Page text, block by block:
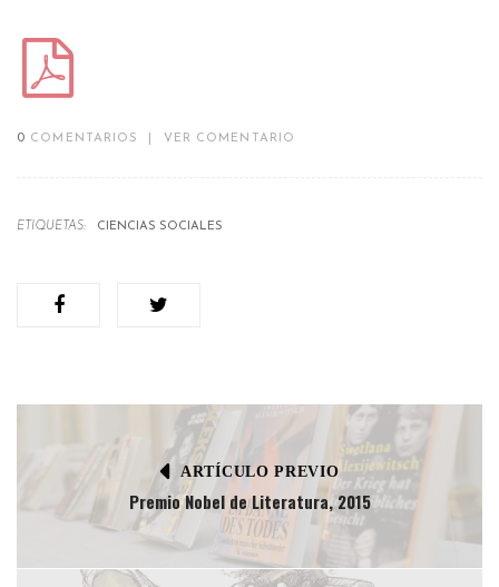
0 COMENTARIOS VER COMENTARIO
ETIQUETAS: CIENCIAS SOCIALES
ARTÍCULO PREVIO
Premio Nobel de Literatura, 2015